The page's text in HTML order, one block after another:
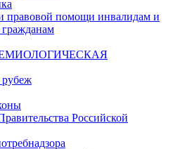
правовой помощи инвалидам и
Российской